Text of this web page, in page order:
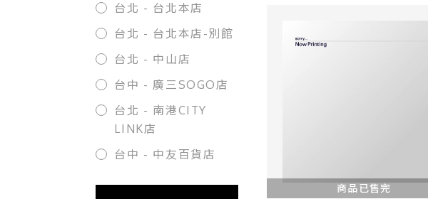
台北 - 台北本店
台北 - 台北本店-別館
台北 - 中山店
台中 - 廣三SOGO店
台北 - 南港CITY
LINK店
台中 - 中友百貨店
商品已售完